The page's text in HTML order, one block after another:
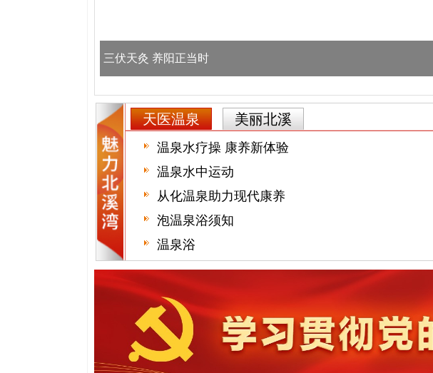
三伏天灸 养阳正当时
天医温泉 美丽北溪
温泉水疗操 康养新体验
温泉水中运动
从化温泉助力现代康养
泡温泉浴须知
温泉浴